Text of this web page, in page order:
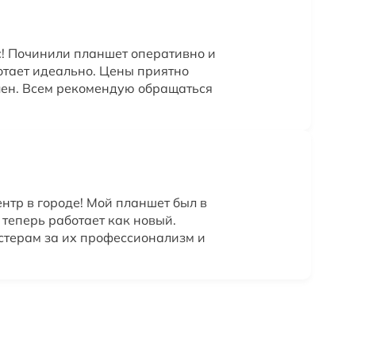
Починили планшет оперативно и
идеально. Цены приятно
Всем рекомендую обращаться
в городе! Мой планшет был в
работает как новый.
за их профессионализм и